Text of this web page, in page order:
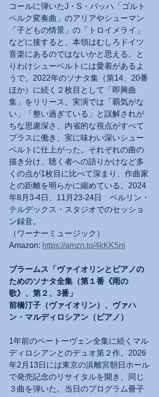
コールに弾いたJ・S・バッハ「ゴルト
ベルク変奏曲」のアリアやシューマン
「子どもの情景」の「トロイメライ」
などに接すると、本領はむしろドイツ
音楽にあるのではないかと思える。と
りわけシューベルトには愛着があるよ
うで、2022年のソナタ集（第14、20番
ほか）に続く２枚目として「即興曲
集」をリリース。実演では「覇気がな
い」「整い過ぎている」と誤解されが
ちな思慮深さ、内省的な視点がすべて
プラスに働き、実に味わい深いシュー
ベルトに仕上がった。それぞれの曲の
描き分け、聴く者への語りかけなど多
くの点が1枚目に比べて深まり、作曲家
との距離を明らかに縮めている。2024
年8月3-4日、11月23-24日　ベルリン・
テルデックス・スタジオでのセッショ
ン録音。
（ワーナーミュージック）
Amazon: https://amzn.to/4kKK5nl
ブラームス「ヴァイオリンとピアノの
ためのソナタ全集（第１番《雨の
歌》、第２、3番」
前橋汀子（ヴァイオリン）、ヴァハ
ン・マルディロシアン（ピアノ）
1年前のベートーヴェン全集に続くマル
ディロシアンとのデュオ第２作。2026
年2月13日には東京の浜離宮朝日ホール
で発売記念のリサイタルを開き、同じ
３曲を弾いた。当日のプログラム冊子